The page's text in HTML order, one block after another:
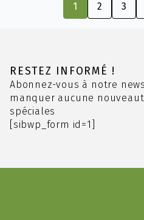
1 2 3
RESTEZ INFORMÉ !
Abonnez-vous à notre
manquer aucune
spéciales
[sibwp_form id=1]